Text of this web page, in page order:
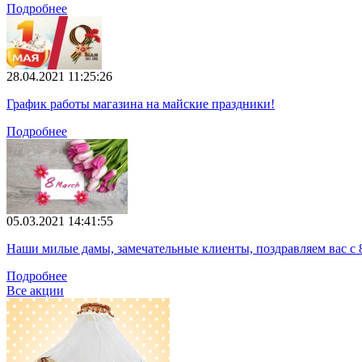
Подробнее
28.04.2021 11:25:26
График работы магазина на майские праздники!
Подробнее
05.03.2021 14:41:55
Наши милые дамы, замечательные клиенты, поздравляем вас с
Подробнее
Все акции